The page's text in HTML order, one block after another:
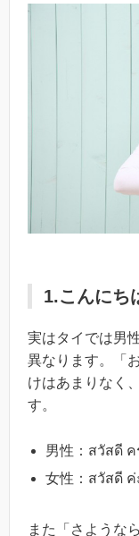
1.こんにち
実はタイでは男
異なります。「
けはあまりなく
す。
男性：สวัสดี ค
女性：สวัสดี ค่
また「さような